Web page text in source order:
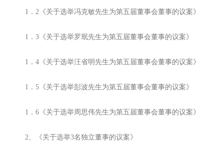
1．2《关于选举冯克敏先生为第五届董事会董事的议案》
1．3《关于选举罗珉先生为第五届董事会董事的议案》
1．4《关于选举汪省明先生为第五届董事会董事的议案》
1．5《关于选举彭波先生为第五届董事会董事的议案》
1．6《关于选举周思伟先生为第五届董事会董事的议案》
2、《关于选举3名独立董事的议案》